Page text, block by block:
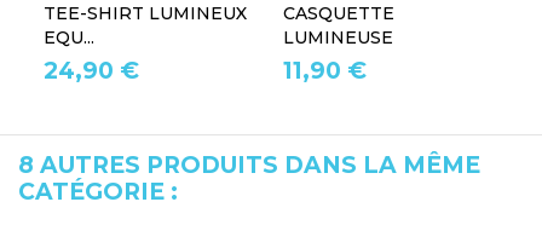
TEE-SHIRT LUMINEUX
EQU...
24,90 €
CASQUETTE
LUMINEUSE
11,90 €
8 AUTRES PRODUITS DANS LA MÊME
CATÉGORIE :